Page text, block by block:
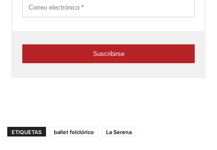
ETIQUETAS ballet folclórico La Serena